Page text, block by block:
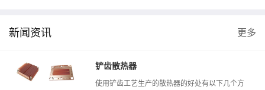
新闻资讯 更多
铲齿散热器
使用铲齿工艺生产的散热器的好处有以下几个方